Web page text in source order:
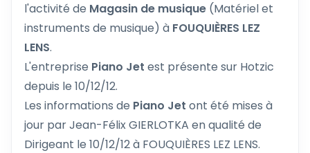
l'activité de Magasin de musique (Matériel et
instruments de musique) à FOUQUIÈRES LEZ
LENS.
L'entreprise Piano Jet est présente sur Hotzic
depuis le 10/12/12.
Les informations de Piano Jet ont été mises à
jour par Jean-Félix GIERLOTKA en qualité de
Dirigeant le 10/12/12 à FOUQUIÈRES LEZ LENS.